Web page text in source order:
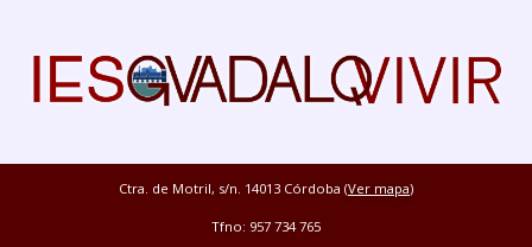
Ctra. de Motril, s/n. 14013 Córdoba (Ver mapa)
Tfno: 957 734 765